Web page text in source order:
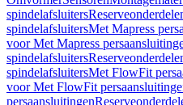
spindelafsluiters
spindelafsluitersMet Mapress
voor Met Mapress
spindelafsluiters
spindelafsluitersMet FlowFit
voor Met FlowFit
persaansluitingen